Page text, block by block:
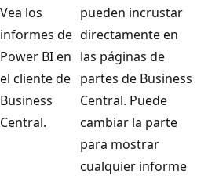
Vea los
informes de
Power BI en
el cliente de
Business
Central.
pueden incrustar
directamente en
las páginas de
partes de Business
Central. Puede
cambiar la parte
para mostrar
cualquier informe